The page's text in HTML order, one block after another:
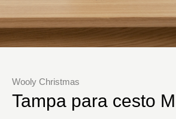
Wooly Christmas
Tampa para cesto